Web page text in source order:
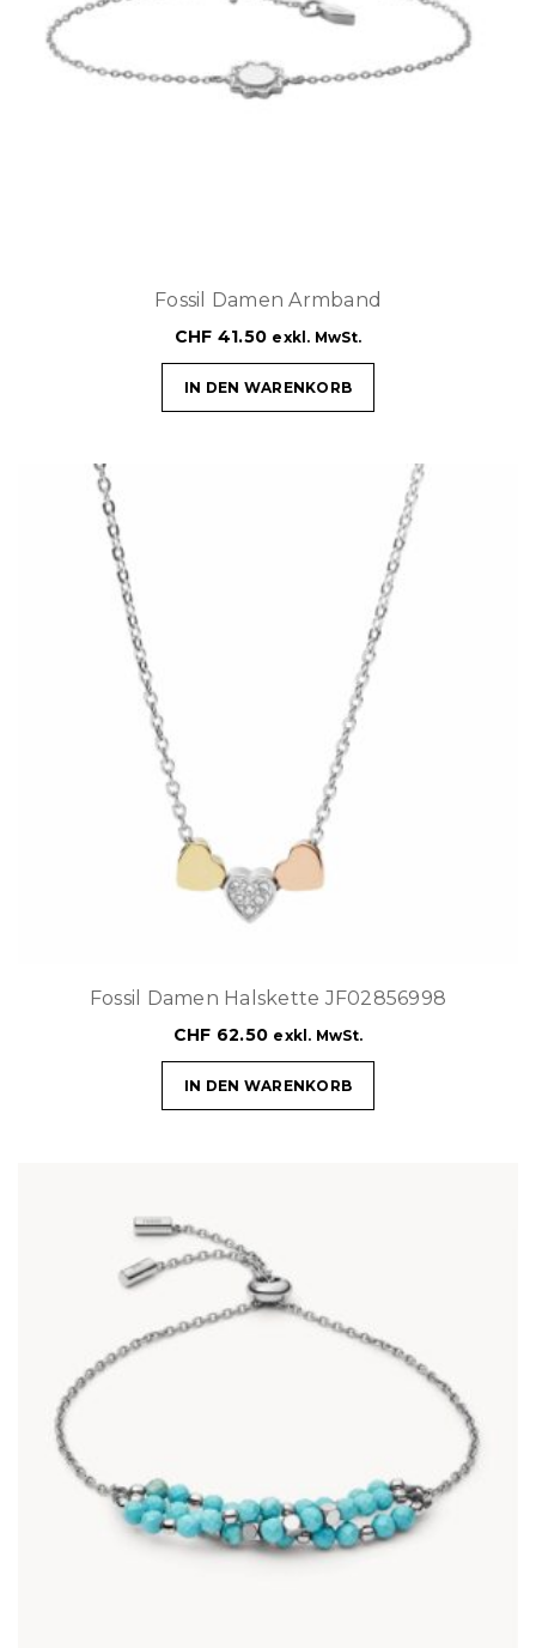
Fossil Damen Armband
CHF 41.50 exkl. MwSt.
IN DEN WARENKORB
Fossil Damen Halskette JF02856998
CHF 62.50 exkl. MwSt.
IN DEN WARENKORB